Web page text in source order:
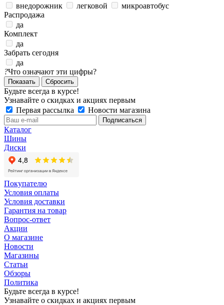
внедорожник
легковой
микроавтобус
Распродажа
да
Комплект
да
Забрать сегодня
да
?Что означают эти цифры?
Сбросить
Будьте всегда в курсе!
Узнавайте о скидках и акциях первым
Первая рассылка
Новости магазина
Каталог
Шины
Диски
Покупателю
Условия оплаты
Условия доставки
Гарантия на товар
Вопрос-ответ
Акции
О магазине
Новости
Магазины
Статьи
Обзоры
Политика
Будьте всегда в курсе!
Узнавайте о скидках и акциях первым